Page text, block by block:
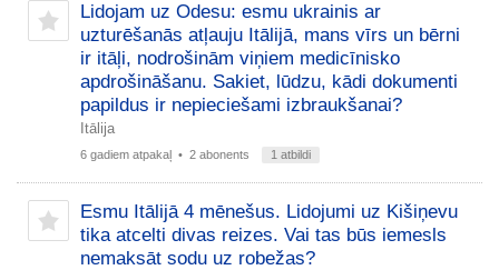
Lidojam uz Odesu: esmu ukrainis ar
uzturēšanās atļauju Itālijā, mans vīrs un bērni
ir itāļi, nodrošinām viņiem medicīnisko
apdrošināšanu. Sakiet, lūdzu, kādi dokumenti
papildus ir nepieciešami izbraukšanai?
Itālija
6 gadiem atpakaļ • 2 abonents 1 atbildi
Esmu Itālijā 4 mēnešus. Lidojumi uz Kišiņevu
tika atcelti divas reizes. Vai tas būs iemesls
nemaksāt sodu uz robežas?